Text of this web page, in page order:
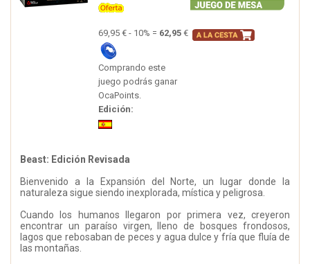
69,95 € - 10% = 62,95 €
Comprando este
juego podrás ganar
OcaPoints.
Edición:
Beast: Edición Revisada
Bienvenido a la Expansión del Norte, un lugar donde la
naturaleza sigue siendo inexplorada, mística y peligrosa.
Cuando los humanos llegaron por primera vez, creyeron
encontrar un paraíso virgen, lleno de bosques frondosos,
lagos que rebosaban de peces y agua dulce y fría que fluía de
las montañas.